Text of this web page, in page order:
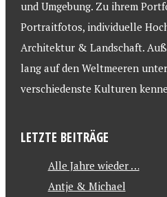
und Umgebung. Zu ihrem
Portraitfotos, individuelle
Architektur & Landschaft.
lang auf den Weltmeeren
verschiedenste Kulturen
LETZTE BEITRÄGE
Alle Jahre wieder …
Antje & Michael